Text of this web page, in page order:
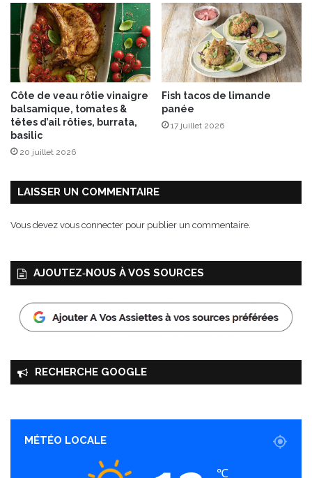
Côte de veau rôtie vinaigre
balsamique, tomates &
têtes d’ail rôties, burrata,
basilic
20 juillet 2026
Fish tacos de limande
panée
17 juillet 2026
LAISSER UN COMMENTAIRE
Vous devez vous connecter pour publier un commentaire.
AJOUTEZ‑NOUS À VOS SOURCES
RECHERCHE GOOGLE
MÉTÉO LOCALE
℃